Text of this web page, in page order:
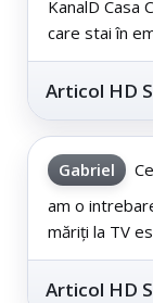
KanalD Casa
care stai în
Articol HD
Gabriel
am o
măriți la TV
Articol HD